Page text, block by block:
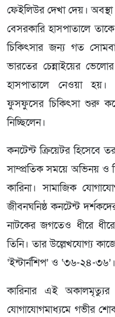
ফেইলিউর দেখা দেয়।
বেসরকারি হাসপাতালে
চিকিৎসার জন্য গত
ভারতের চেন্নাইয়ের
হাসপাতালে নেওয়া হয়।
ফুসফুসের চিকিৎসা শুরু করেন
নিচ্ছিলেন।
কনটেন্ট ক্রিয়েটর হিসেবে
সাম্প্রতিক সময়ে অভিনয় ও
কারিনা। সামাজিক
জীবনঘনিষ্ঠ কনটেন্ট
নাটকের জগতেও ধীরে
তিনি। তার উল্লেখযোগ্য
‘ইন্টার্নশিপ’ ও ‘৩৬-২৪-৩৬’।
কারিনার এই
যোগাযোগমাধ্যমে গভীর